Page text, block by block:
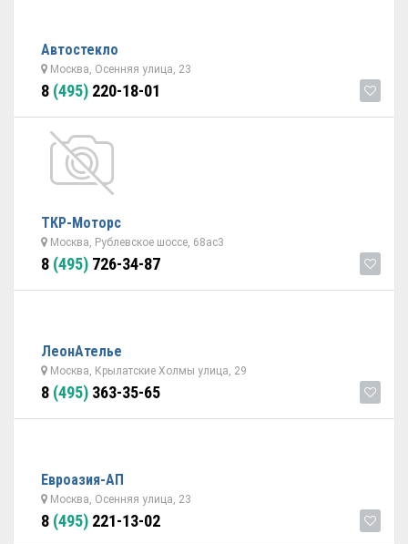
Автостекло
Москва, Осенняя улица, 23
8 (495) 220-18-01
ТКР-Моторс
Москва, Рублевское шоссе, 68ас3
8 (495) 726-34-87
ЛеонАтелье
Москва, Крылатские Холмы улица, 29
8 (495) 363-35-65
Евроазия-АП
Москва, Осенняя улица, 23
8 (495) 221-13-02